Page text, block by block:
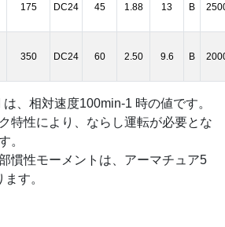
175 DC24 45 1.88 13 B
350 DC24 60 2.50 9.6 B
、相対速度100min-1 時の値です。
特性により、ならし運転が必要とな
。
慣性モーメントは、アーマチュア5
す。